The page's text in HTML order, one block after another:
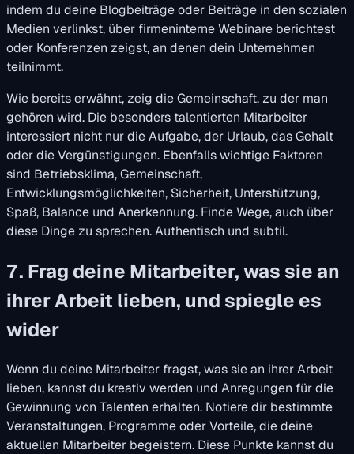
indem du deine Blogbeiträge oder Beiträge in den sozialen
Medien verlinkst, über firmeninterne Webinare berichtest
oder Konferenzen zeigst, an denen dein Unternehmen
teilnimmt.
Wie bereits erwähnt, zeig die Gemeinschaft, zu der man
gehören wird. Die besonders talentierten Mitarbeiter
interessiert nicht nur die Aufgabe, der Urlaub, das Gehalt
oder die Vergünstigungen. Ebenfalls wichtige Faktoren
sind Betriebsklima, Gemeinschaft,
Entwicklungsmöglichkeiten, Sicherheit, Unterstützung,
Spaß, Balance und Anerkennung. Finde Wege, auch über
diese Dinge zu sprechen. Authentisch und subtil.
7. Frag deine Mitarbeiter, was sie an
ihrer Arbeit lieben, und spiegle es
wider
Wenn du deine Mitarbeiter fragst, was sie an ihrer Arbeit
lieben, kannst du kreativ werden und Anregungen für die
Gewinnung von Talenten erhalten. Notiere dir bestimmte
Veranstaltungen, Programme oder Vorteile, die deine
aktuellen Mitarbeiter begeistern. Diese Punkte kannst du